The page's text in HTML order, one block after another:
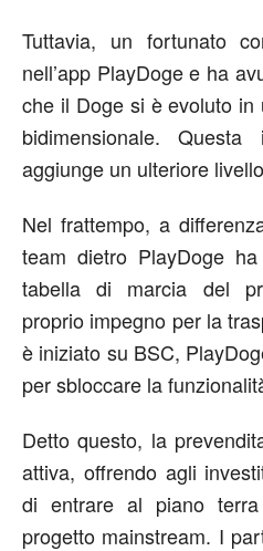
Tuttavia, un fortunato
nell’app PlayDoge e ha
che il Doge si è evoluto in
bidimensionale. Questa
aggiunge un ulteriore
Nel frattempo, a
team dietro PlayDoge
tabella di marcia del
proprio impegno per la
è iniziato su BSC,
per sbloccare la
Detto questo, la
attiva, offrendo agli
di entrare al piano
progetto mainstream. I